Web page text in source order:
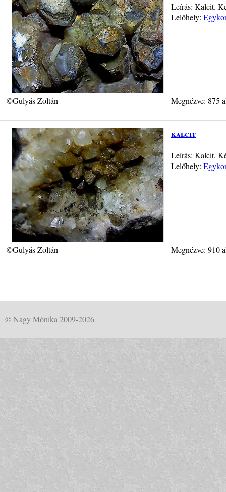
Leírás: Kalcit.
Lelőhely:
©Gulyás Zoltán Megnézve: 875
kalcit
Leírás: Kalcit.
Lelőhely:
©Gulyás Zoltán Megnézve: 910
© Nagy Mónika 2009-2026